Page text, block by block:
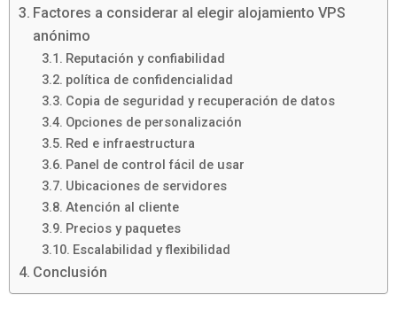
Factores a considerar al elegir alojamiento VPS
anónimo
Reputación y confiabilidad
política de confidencialidad
Copia de seguridad y recuperación de datos
Opciones de personalización
Red e infraestructura
Panel de control fácil de usar
Ubicaciones de servidores
Atención al cliente
Precios y paquetes
Escalabilidad y flexibilidad
Conclusión